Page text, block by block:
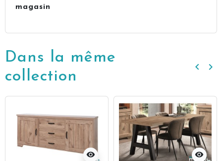
magasin
Dans la même
collection
keyboard_arrow_left keyboard_arrow_right
visibility visibility